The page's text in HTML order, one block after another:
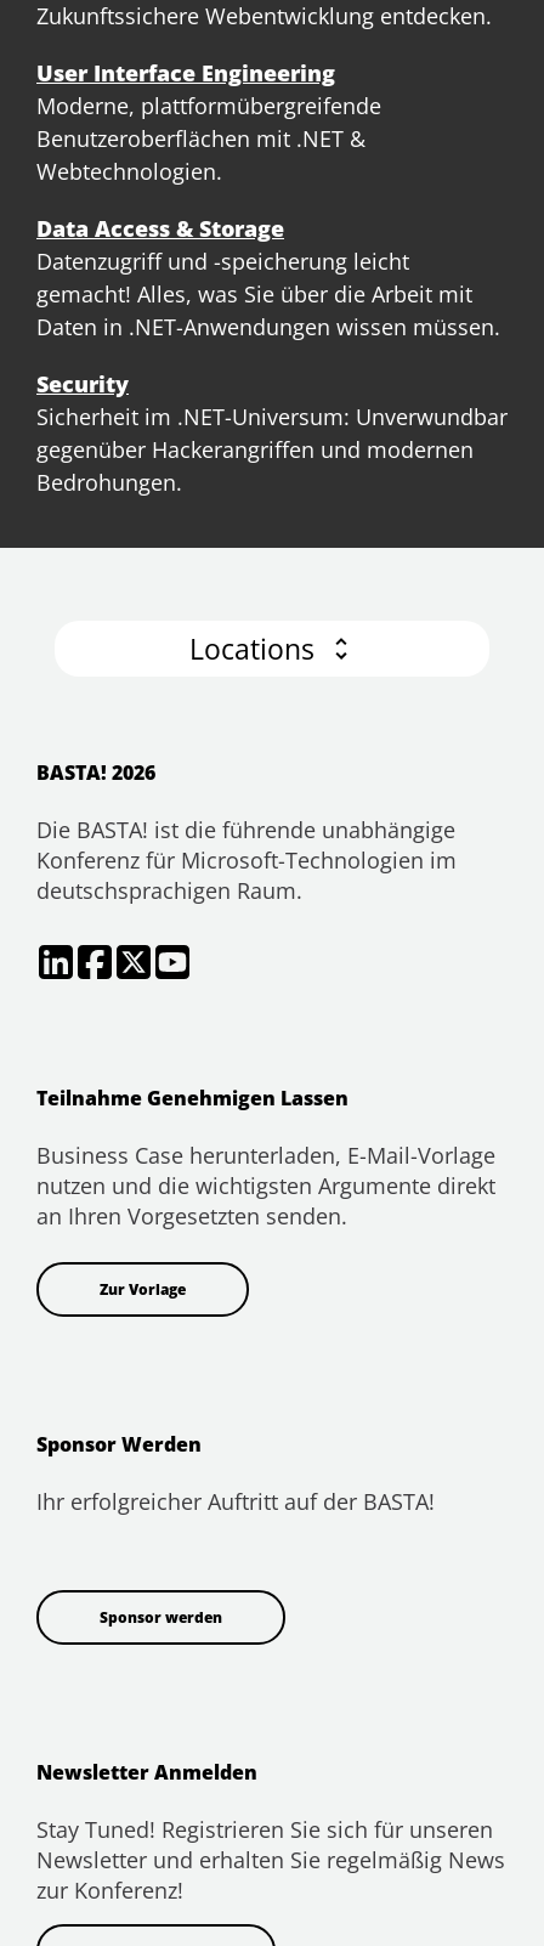
Zukunftssichere Webentwicklung entdecken.
User Interface Engineering
Moderne, plattformübergreifende
Benutzeroberflächen mit .NET &
Webtechnologien.
Data Access & Storage
Datenzugriff und -speicherung leicht
gemacht! Alles, was Sie über die Arbeit mit
Daten in .NET-Anwendungen wissen müssen.
Security
Sicherheit im .NET-Universum: Unverwundbar
gegenüber Hackerangriffen und modernen
Bedrohungen.
Locations
BASTA! 2026
Die BASTA! ist die führende unabhängige
Konferenz für Microsoft-Technologien im
deutschsprachigen Raum.
Teilnahme Genehmigen Lassen
Business Case herunterladen, E-Mail-Vorlage
nutzen und die wichtigsten Argumente direkt
an Ihren Vorgesetzten senden.
Zur Vorlage
Sponsor Werden
Ihr erfolgreicher Auftritt auf der BASTA!
Sponsor werden
Newsletter Anmelden
Stay Tuned! Registrieren Sie sich für unseren
Newsletter und erhalten Sie regelmäßig News
zur Konferenz!